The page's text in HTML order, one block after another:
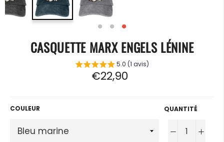
CASQUETTE MARX ENGELS LÉNINE
5.0 (1 avis)
Prix
régulier
€22,90
COULEUR QUANTITÉ
− +